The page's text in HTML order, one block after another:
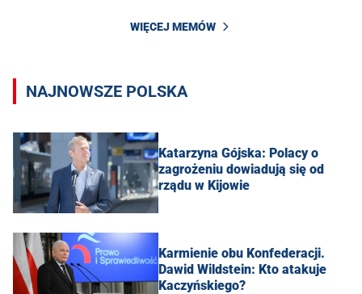
WIĘCEJ MEMÓW
NAJNOWSZE POLSKA
Katarzyna Gójska: Polacy o
zagrożeniu dowiadują się od
rządu w Kijowie
Karmienie obu Konfederacji.
Dawid Wildstein: Kto atakuje
Kaczyńskiego?